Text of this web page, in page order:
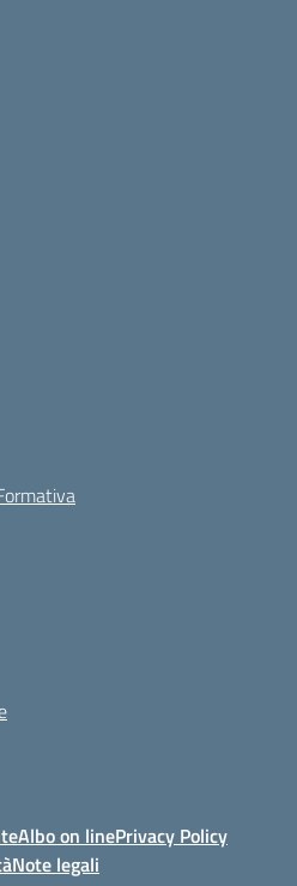
Albo on linePrivacy Policy
Note legali